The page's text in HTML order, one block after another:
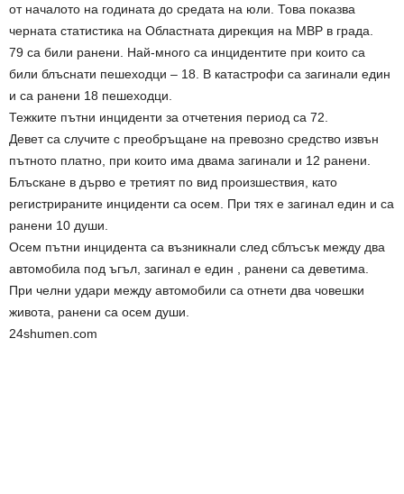
от началото на годината до средата на юли. Това показва
черната статистика на Областната дирекция на МВР в града.
79 са били ранени. Най-много са инцидентите при които са
били блъснати пешеходци – 18. В катастрофи са загинали един
и са ранени 18 пешеходци.
Тежките пътни инциденти за отчетения период са 72.
Девет са случите с преобръщане на превозно средство извън
пътното платно, при които има двама загинали и 12 ранени.
Блъскане в дърво е третият по вид произшествия, като
регистрираните инциденти са осем. При тях е загинал един и са
ранени 10 души.
Осем пътни инцидента са възникнали след сблъсък между два
автомобила под ъгъл, загинал е един , ранени са деветима.
При челни удари между автомобили са отнети два човешки
живота, ранени са осем души.
24shumen.com